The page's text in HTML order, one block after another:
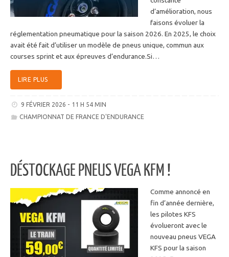
d’amélioration, nous
faisons évoluer la
réglementation pneumatique pour la saison 2026. En 2025, le choix
avait été fait d’utiliser un modèle de pneus unique, commun aux
courses sprint et aux épreuves d’endurance.Si…
LIRE PLUS
9 FÉVRIER 2026 - 11 H 54 MIN
CHAMPIONNAT DE FRANCE D'ENDURANCE
DÉSTOCKAGE PNEUS VEGA KFM !
Comme annoncé en
fin d’année dernière,
les pilotes KFS
évolueront avec le
nouveau pneus VEGA
KFS pour la saison